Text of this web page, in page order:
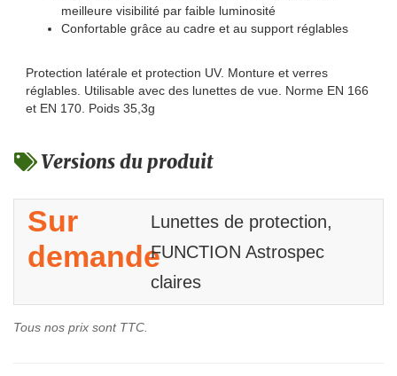
meilleure visibilité par faible luminosité
Confortable grâce au cadre et au support réglables
Protection latérale et protection UV. Monture et verres
réglables. Utilisable avec des lunettes de vue. Norme EN 166
et EN 170. Poids 35,3g
Versions du produit
Sur
demande
Lunettes de protection,
FUNCTION Astrospec
claires
Tous nos prix sont TTC.